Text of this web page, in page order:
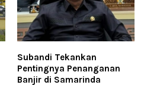
Subandi Tekankan
Pentingnya Penanganan
Banjir di Samarinda